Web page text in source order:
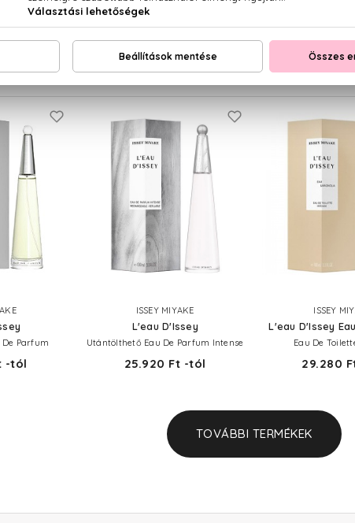
ml
Ft
ISSEY MIYAKE
L'eau D'Issey
Eau De Parfum Intense
Utántöltő 150 ml
48.540 Ft
L'eau
Eau De
15.870
Parfum
-tól
ISSEY MIYAKE
L'eau D'Issey
Utántölthető Eau De Parfum Intense
25.920 Ft -tól
ISSEY
L'eau D'Issey
Eau De
29.280
TOVÁBBI TERMÉKEK